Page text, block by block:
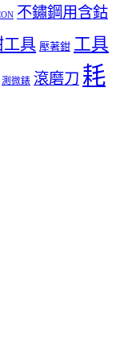
不鏽鋼用含鈷
工具 壓著鉗 工具
測微錶 滾磨刀 耗